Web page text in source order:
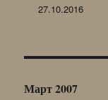
27.10.2016
Март 2007